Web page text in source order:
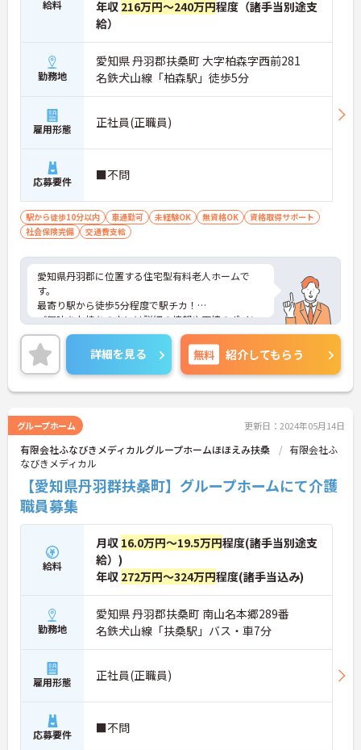
給料 年収 216万円～240万円程度（諸手当別途支
給）
勤務地
愛知県 丹羽郡扶桑町 大字柏森字西前281
名鉄犬山線「柏森駅」徒歩5分
雇用形態 正社員(正職員)
応募要件 ■不問
駅から徒歩10分以内 車通勤可 未経験OK 無資格OK
資格取得サポート
社会保険完備
交通費支給
愛知県丹羽郡に位置する住宅型有料老人ホームで
す。
最寄り駅から徒歩5分程度で駅チカ！
ご興味をお持ちの方には詳細の情報や面接のポイン
トをお伝えしますのでお気軽にお問い合わせくださ
いませ。
詳細を見る 無料 紹介してもらう
グループホーム 更新日：2024年05月14日
有限会社ふなびきメディカルグループホームほほえみ扶桑
有限会社ふ
なびきメディカル
【愛知県丹羽群扶桑町】グループホームにて介護
職員募集
給料
月収 16.0万円～19.5万円程度(諸手当別途支
給）)
年収 272万円～324万円程度(諸手当込み)
勤務地
愛知県 丹羽郡扶桑町 南山名本郷289番
名鉄犬山線「扶桑駅」バス・車7分
雇用形態 正社員(正職員)
応募要件 ■不問